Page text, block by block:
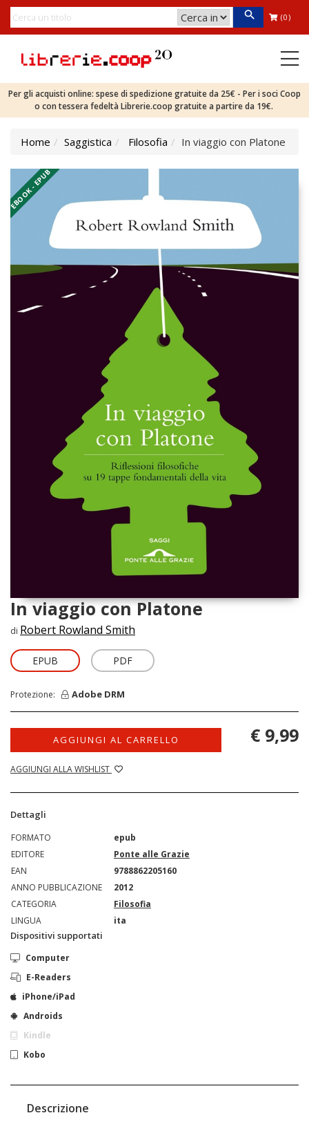
(0)
Per gli acquisti online: spese di spedizione gratuite da 25€ - Per i soci Coop
o con tessera fedeltà Librerie.coop gratuite a partire da 19€.
Home Saggistica Filosofia In viaggio con Platone
EBOOK - EPUB
In viaggio con Platone
di Robert Rowland Smith
EPUB PDF
Protezione: Adobe DRM
AGGIUNGI AL CARRELLO
AGGIUNGI ALLA WISHLIST
€ 9,99
Dettagli
FORMATO
epub
EDITORE
Ponte alle Grazie
EAN
9788862205160
ANNO PUBBLICAZIONE
2012
CATEGORIA
Filosofia
LINGUA
ita
Dispositivi supportati
Computer
E-Readers
iPhone/iPad
Androids
Kindle
Kobo
Descrizione